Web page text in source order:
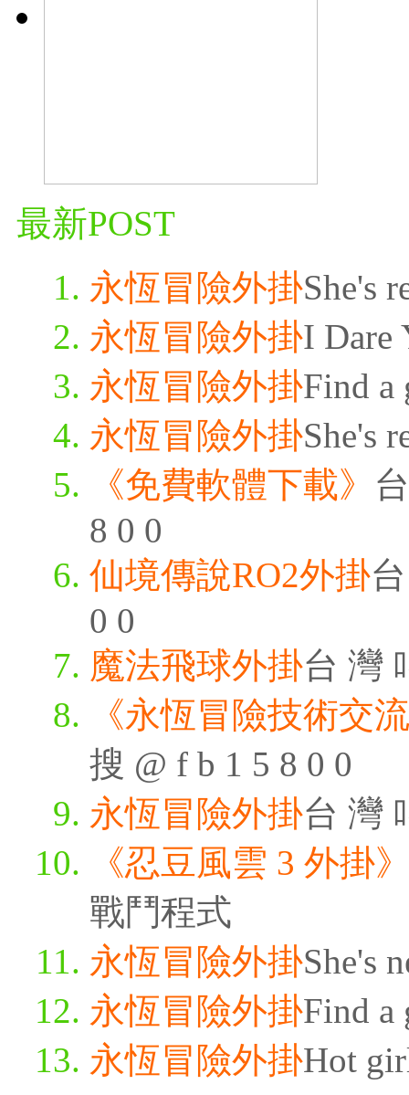
最新POST
永恆冒險外掛She's
永恆冒險外掛I Dare
永恆冒險外掛Find a
永恆冒險外掛She's
《免費軟體下載》
8 0 0
仙境傳說RO2外掛
0 0
魔法飛球外掛台 灣
《永恆冒險技術交
搜 @ f b 1 5 8 0 0
永恆冒險外掛台 灣
《忍豆風雲 3 外掛
戰鬥程式
永恆冒險外掛She's
永恆冒險外掛Find a
永恆冒險外掛Hot